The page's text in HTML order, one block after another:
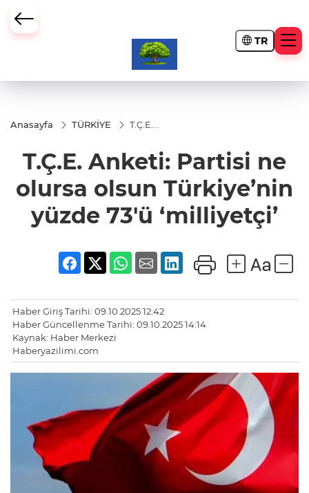
TR
Anasayfa TÜRKİYE
T.Ç.E.
olursa
olsun
Türkiye’nin
yüzde 73'ü
T.Ç.E. Anketi: Partisi ne
olursa olsun Türkiye’nin
yüzde 73'ü ‘milliyetçi’
Haber Giriş Tarihi: 09.10.2025 12:42
Haber Güncellenme Tarihi: 09.10.2025 14:14
Kaynak: Haber Merkezi
Haberyazilimi.com